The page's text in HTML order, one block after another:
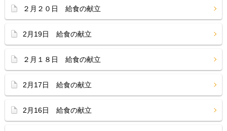
２月２０日 給食の献立
2月19日 給食の献立
２月１８日 給食の献立
2月17日 給食の献立
2月16日 給食の献立